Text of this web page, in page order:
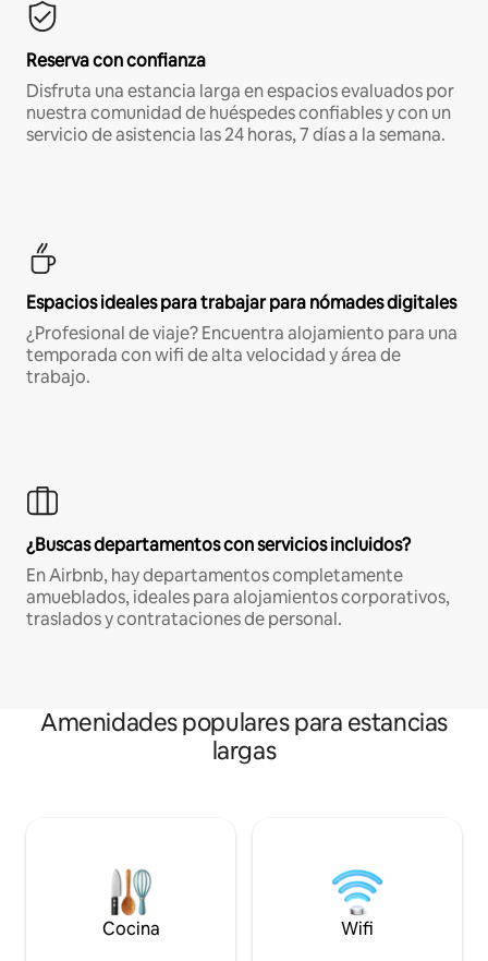
Reserva con confianza
Disfruta una estancia larga en espacios evaluados por
nuestra comunidad de huéspedes confiables y con un
servicio de asistencia las 24 horas, 7 días a la semana.
Espacios ideales para trabajar para nómades digitales
¿Profesional de viaje? Encuentra alojamiento para una
temporada con wifi de alta velocidad y área de
trabajo.
¿Buscas departamentos con servicios incluidos?
En Airbnb, hay departamentos completamente
amueblados, ideales para alojamientos corporativos,
traslados y contrataciones de personal.
Amenidades populares para estancias
largas
Cocina Wifi